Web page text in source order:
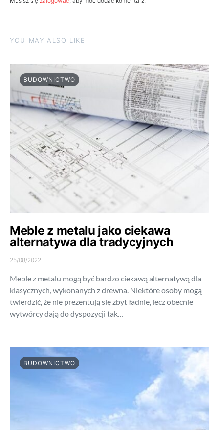
YOU MAY ALSO LIKE
BUDOWNICTWO
Meble z metalu jako ciekawa
alternatywa dla tradycyjnych
25/08/2022
Meble z metalu mogą być bardzo ciekawą alternatywą dla
klasycznych, wykonanych z drewna. Niektóre osoby mogą
twierdzić, że nie prezentują się zbyt ładnie, lecz obecnie
wytwórcy dają do dyspozycji tak…
BUDOWNICTWO